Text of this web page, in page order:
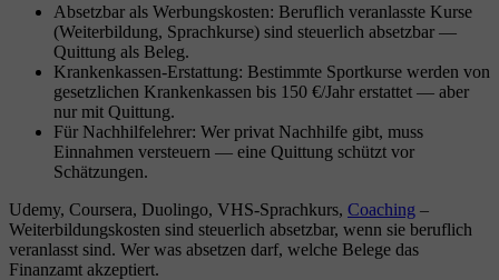
Absetzbar als Werbungskosten: Beruflich veranlasste Kurse
(Weiterbildung, Sprachkurse) sind steuerlich absetzbar —
Quittung als Beleg.
Krankenkassen-Erstattung: Bestimmte Sportkurse werden von
gesetzlichen Krankenkassen bis 150 €/Jahr erstattet — aber
nur mit Quittung.
Für Nachhilfelehrer: Wer privat Nachhilfe gibt, muss
Einnahmen versteuern — eine Quittung schützt vor
Schätzungen.
Udemy, Coursera, Duolingo, VHS-Sprachkurs, Coaching –
Weiterbildungskosten sind steuerlich absetzbar, wenn sie beruflich
veranlasst sind. Wer was absetzen darf, welche Belege das
Finanzamt akzeptiert.